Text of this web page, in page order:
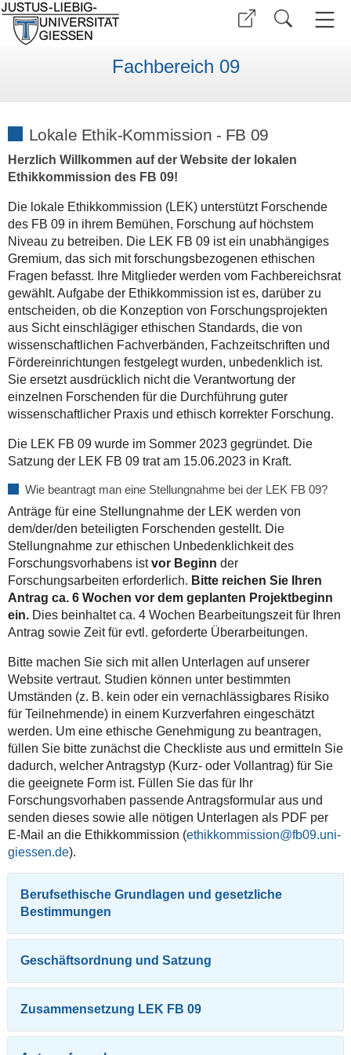
Fachbereich 09
Lokale Ethik-Kommission - FB 09
Herzlich Willkommen auf der Website der lokalen
Ethikkommission des FB 09!
Die lokale Ethikkommission (LEK) unterstützt Forschende
des FB 09 in ihrem Bemühen, Forschung auf höchstem
Niveau zu betreiben. Die LEK FB 09 ist ein unabhängiges
Gremium, das sich mit forschungsbezogenen ethischen
Fragen befasst. Ihre Mitglieder werden vom Fachbereichsrat
gewählt. Aufgabe der Ethikkommission ist es, darüber zu
entscheiden, ob die Konzeption von Forschungsprojekten
aus Sicht einschlägiger ethischen Standards, die von
wissenschaftlichen Fachverbänden, Fachzeitschriften und
Fördereinrichtungen festgelegt wurden, unbedenklich ist.
Sie ersetzt ausdrücklich nicht die Verantwortung der
einzelnen Forschenden für die Durchführung guter
wissenschaftlicher Praxis und ethisch korrekter Forschung.
Die LEK FB 09 wurde im Sommer 2023 gegründet. Die
Satzung der LEK FB 09 trat am 15.06.2023 in Kraft.
Wie beantragt man eine Stellungnahme bei der LEK FB 09?
Anträge für eine Stellungnahme der LEK werden von
dem/der/den beteiligten Forschenden gestellt. Die
Stellungnahme zur ethischen Unbedenklichkeit des
Forschungsvorhabens istvor Beginn der
Forschungsarbeiten erforderlich. Bitte reichen Sie Ihren
Antrag ca. 6 Wochen vor dem geplanten Projektbeginn
ein.Dies beinhaltet ca. 4 Wochen Bearbeitungszeit für Ihren
Antrag sowie Zeit für evtl. geforderte Überarbeitungen.
Bitte machen Sie sich mit allen Unterlagen auf unserer
Website vertraut. Studien können unter bestimmten
Umständen (z. B. kein oder ein vernachlässigbares Risiko
für Teilnehmende) in einem Kurzverfahren eingeschätzt
werden. Um eine ethische Genehmigung zu beantragen,
füllen Sie bitte zunächst die Checkliste aus und ermitteln Sie
dadurch, welcher Antragstyp (Kurz- oder Vollantrag) für Sie
die geeignete Form ist. Füllen Sie das für Ihr
Forschungsvorhaben passende Antragsformular aus und
senden dieses sowie alle nötigen Unterlagen als PDF per
E-Mail an die Ethikkommission (ethikkommission
).
Berufsethische Grundlagen und gesetzliche
Bestimmungen
Geschäftsordnung und Satzung
Zusammensetzung LEK FB 09